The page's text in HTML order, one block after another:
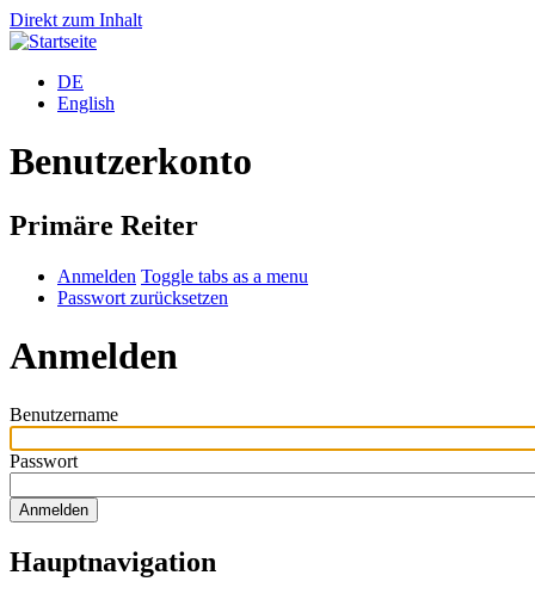
Direkt zum Inhalt
DE
English
Benutzerkonto
Primäre Reiter
Anmelden Toggle tabs as a menu
Passwort zurücksetzen
Anmelden
Benutzername
Passwort
Hauptnavigation